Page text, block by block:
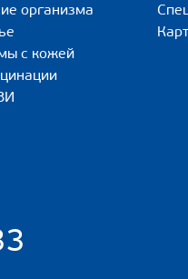
организма
с кожей